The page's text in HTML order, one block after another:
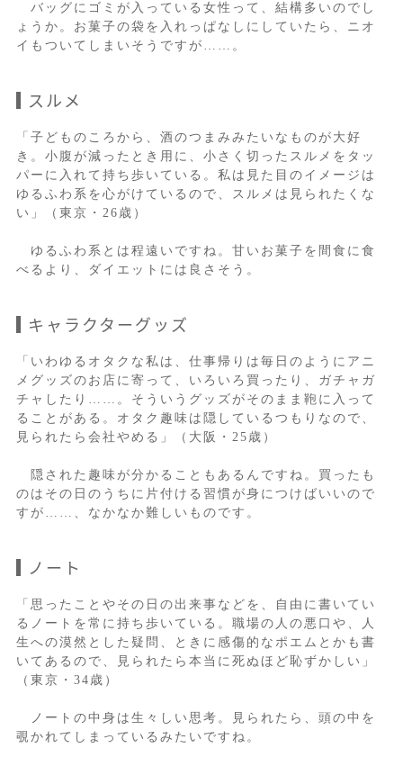
バッグにゴミが入っている女性って、結構多いのでし
ょうか。お菓子の袋を入れっぱなしにしていたら、ニオ
イもついてしまいそうですが……。
スルメ
「子どものころから、酒のつまみみたいなものが大好
き。小腹が減ったとき用に、小さく切ったスルメをタッ
パーに入れて持ち歩いている。私は見た目のイメージは
ゆるふわ系を心がけているので、スルメは見られたくな
い」（東京・26歳）
ゆるふわ系とは程遠いですね。甘いお菓子を間食に食
べるより、ダイエットには良さそう。
キャラクターグッズ
「いわゆるオタクな私は、仕事帰りは毎日のようにアニ
メグッズのお店に寄って、いろいろ買ったり、ガチャガ
チャしたり……。そういうグッズがそのまま鞄に入って
ることがある。オタク趣味は隠しているつもりなので、
見られたら会社やめる」（大阪・25歳）
隠された趣味が分かることもあるんですね。買ったも
のはその日のうちに片付ける習慣が身につけばいいので
すが……、なかなか難しいものです。
ノート
「思ったことやその日の出来事などを、自由に書いてい
るノートを常に持ち歩いている。職場の人の悪口や、人
生への漠然とした疑問、ときに感傷的なポエムとかも書
いてあるので、見られたら本当に死ぬほど恥ずかしい」
（東京・34歳）
ノートの中身は生々しい思考。見られたら、頭の中を
覗かれてしまっているみたいですね。